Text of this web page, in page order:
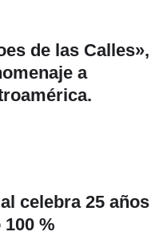
de las Calles»,
a
celebra 25 años
%